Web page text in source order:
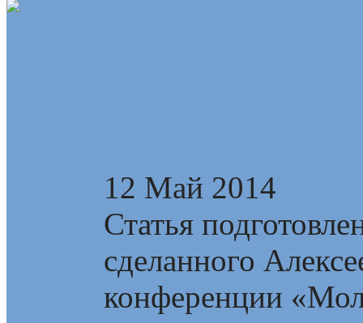
12 Май 2014
Статья
сделанного
конференции